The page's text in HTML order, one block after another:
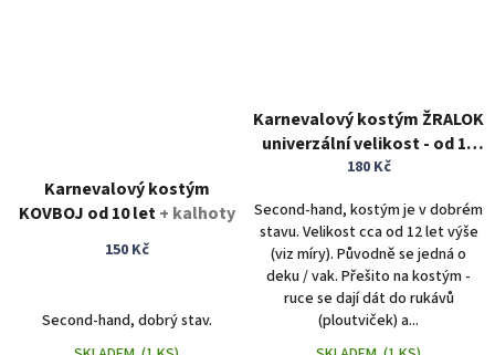
Karnevalový kostým
KOVBOJ od 10 let+ kalhoty
150 Kč
Second-hand, dobrý stav.
Karnevalový kostým ŽRALOK
univerzální velikost - od 12
let zvířecí kostým
180 Kč
Second-hand, kostým je v dobrém
stavu. Velikost cca od 12 let výše
(viz míry). Původně se jedná o
deku / vak. Přešito na kostým -
ruce se dají dát do rukávů
(ploutviček) a...